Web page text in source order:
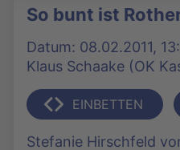
So bunt ist
Datum: 08.02.2011,
Klaus Schaake (OK
EINBETTEN
Stefanie Hirschfeld